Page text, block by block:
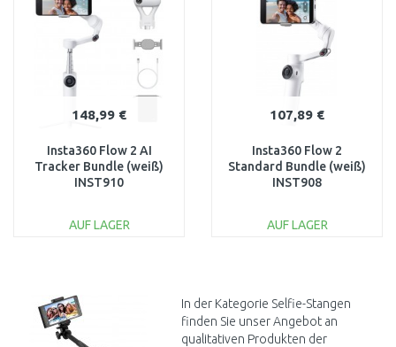
Vergleichen Vergleichen
148,99 €
Insta360 Flow 2 AI
Tracker Bundle (weiß)
INST910
AUF LAGER
Vergleichen
107,89 €
Insta360 Flow 2
Standard Bundle (weiß)
INST908
AUF LAGER
Vergleichen
In der Kategorie Selfie-Stangen
finden Sie unser Angebot an
qualitativen Produkten der